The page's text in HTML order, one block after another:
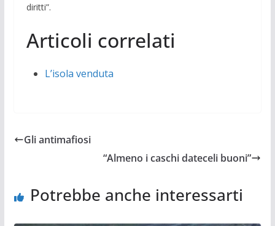
diritti”.
Articoli correlati
L’isola venduta
Gli antimafiosi
“Almeno i caschi dateceli buoni”
Potrebbe anche interessarti